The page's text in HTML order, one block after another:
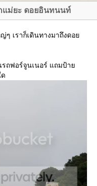
แม่ยะ ดอยอินทนนท์
ๆ เราก็เดินทางมาถึงดอย
ถฟอร์จูนเนอร์ แถมป้าย